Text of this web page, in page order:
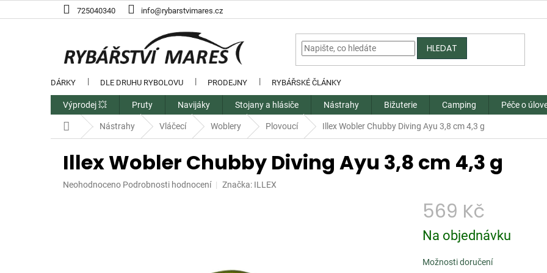
na
725040340 info@rybarstvimares.cz
DÁRKY DLE DRUHU RYBOLOVU PRODEJNY RYBÁŘSKÉ ČLÁNKY
HLEDAT
Výprodej 💥 Pruty Navijáky Stojany a hlásiče Nástrahy Bižuterie Camping Péče o
Domů Nástrahy Vláčecí Woblery Plovoucí Illex Wobler Chubby Diving Ayu 3,8 cm 4,3 g
Illex Wobler Chubby Diving Ayu 3,8 cm 4,3 g
Průměrné
Neohodnoceno Podrobnosti hodnocení Značka: ILLEX
569 Kč
Měrná
cena:
Na objednávku
Možnosti doručení